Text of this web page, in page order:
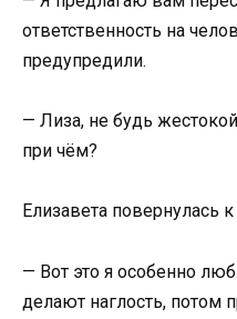
ответственность на
предупредили.
— Лиза, не будь
при чём?
Елизавета повернулась
— Вот это я особенно
делают наглость, потом